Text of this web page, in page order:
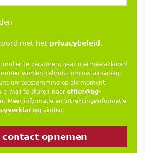
met het privacybeleid.
te versturen, gaat u ermee akkoord
worden gebruikt om uw aanvraag
uw toestemming op elk moment
e-mail te sturen naar office@bg-
. Meer informatie en intrekkingsinformatie
vinden.
contact opnemen